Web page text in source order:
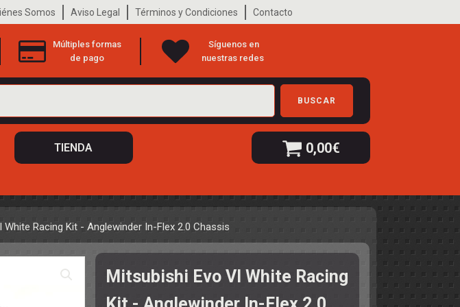
Somos Aviso Legal Términos y Condiciones Contacto
Múltiples formas
de pago
Síguenos en
nuestras redes
BUSCAR
TIENDA 0,00€
Racing Kit - Anglewinder In-Flex 2.0 Chassis
Mitsubishi Evo VI White Racing